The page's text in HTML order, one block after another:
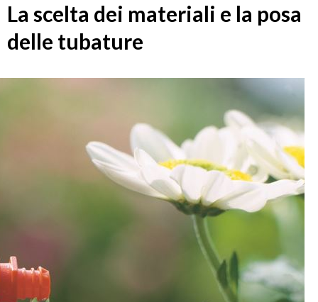
La scelta dei materiali e la posa
delle tubature